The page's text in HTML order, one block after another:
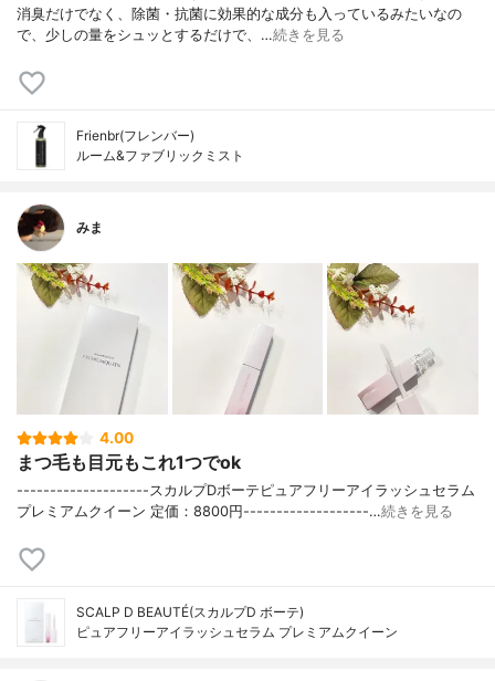
消臭だけでなく、除菌・抗菌に効果的な成分も入っているみたいなの
で、少しの量をシュッとするだけで、…続きを見る
Frienbr(フレンバー)
ルーム&ファブリックミスト
みま
4.00
まつ毛も目元もこれ1つでok
--------------------スカルプDボーテピュアフリーアイラッシュセラム
プレミアムクイーン 定価：8800円-------------------…続きを見る
SCALP D BEAUTÉ(スカルプD ボーテ)
ピュアフリーアイラッシュセラム プレミアムクイーン